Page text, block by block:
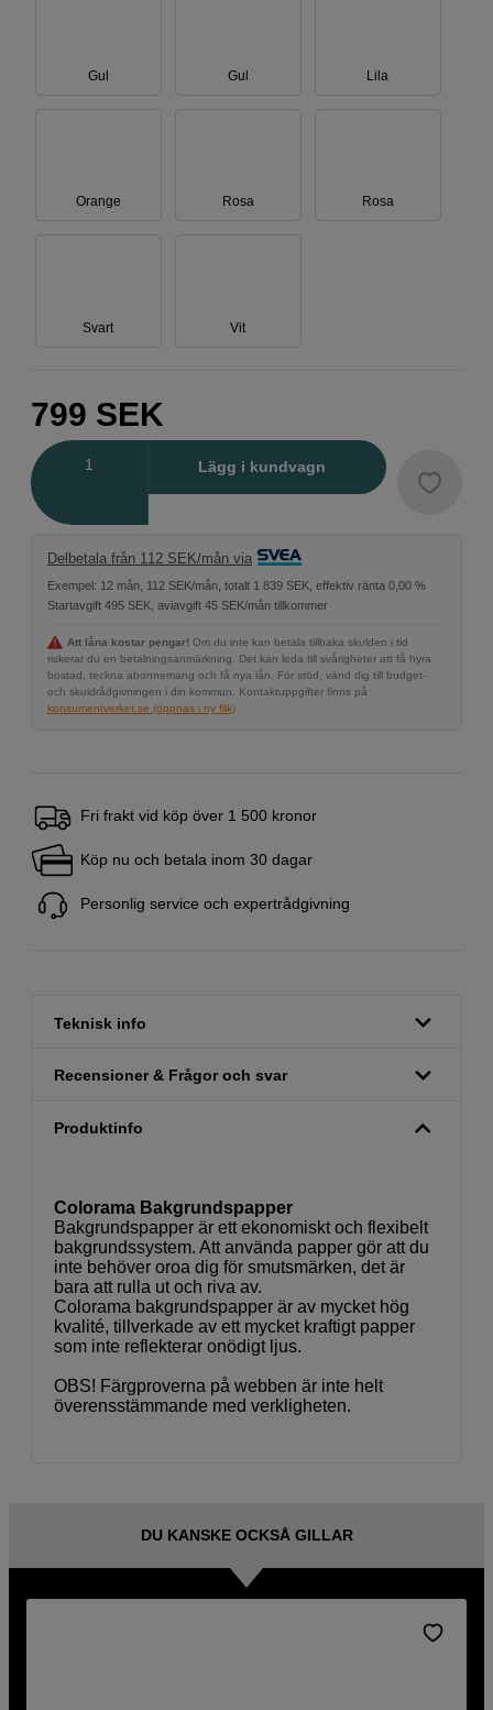
Gul Gul Lila
Orange Rosa Rosa
Svart Vit
799 SEK
Lägg i kundvagn
Delbetala från 112 SEK/mån via
Exempel: 12 mån, 112 SEK/mån, totalt 1 839 SEK, effektiv ränta 0,00 %
Startavgift 495 SEK, aviavgift 45 SEK/mån tillkommer
Att låna kostar pengar! Om du inte kan betala tillbaka skulden i tid
riskerar du en betalningsanmärkning. Det kan leda till svårigheter att få hyra
bostad, teckna abonnemang och få nya lån. För stöd, vänd dig till budget-
och skuldrådgivningen i din kommun. Kontaktuppgifter finns på
konsumentverket.se (öppnas i ny flik)
Fri frakt vid köp över 1 500 kronor
Köp nu och betala inom 30 dagar
Personlig service och expertrådgivning
Teknisk info
Recensioner & Frågor och svar
Produktinfo
Colorama Bakgrundspapper
Bakgrundspapper är ett ekonomiskt och flexibelt
bakgrundssystem. Att använda papper gör att du
inte behöver oroa dig för smutsmärken, det är
bara att rulla ut och riva av.
Colorama bakgrundspapper är av mycket hög
kvalité, tillverkade av ett mycket kraftigt papper
som inte reflekterar onödigt ljus.
OBS! Färgproverna på webben är inte helt
överensstämmande med verkligheten.
DU KANSKE OCKSÅ GILLAR